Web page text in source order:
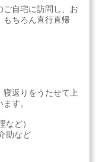
ご自宅に訪問し、お
もちろん直行直帰
寝返りをうたせて上
す。
など）
助など